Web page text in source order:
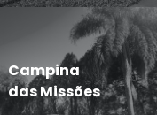
Campina
das Missões